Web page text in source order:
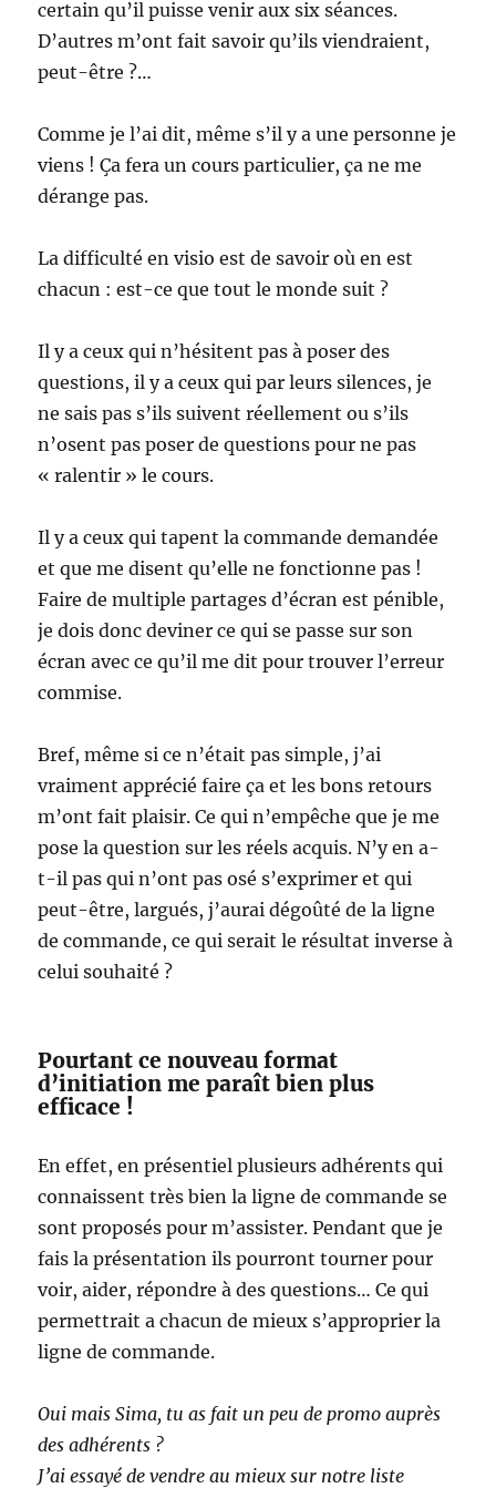
certain qu’il puisse venir aux six séances.
D’autres m’ont fait savoir qu’ils viendraient,
peut-être ?…
Comme je l’ai dit, même s’il y a une personne je
viens ! Ça fera un cours particulier, ça ne me
dérange pas.
La difficulté en visio est de savoir où en est
chacun : est-ce que tout le monde suit ?
Il y a ceux qui n’hésitent pas à poser des
questions, il y a ceux qui par leurs silences, je
ne sais pas s’ils suivent réellement ou s’ils
n’osent pas poser de questions pour ne pas
« ralentir » le cours.
Il y a ceux qui tapent la commande demandée
et que me disent qu’elle ne fonctionne pas !
Faire de multiple partages d’écran est pénible,
je dois donc deviner ce qui se passe sur son
écran avec ce qu’il me dit pour trouver l’erreur
commise.
Bref, même si ce n’était pas simple, j’ai
vraiment apprécié faire ça et les bons retours
m’ont fait plaisir. Ce qui n’empêche que je me
pose la question sur les réels acquis. N’y en a-
t-il pas qui n’ont pas osé s’exprimer et qui
peut-être, largués, j’aurai dégoûté de la ligne
de commande, ce qui serait le résultat inverse à
celui souhaité ?
Pourtant ce nouveau format
d’initiation me paraît bien plus
efficace !
En effet, en présentiel plusieurs adhérents qui
connaissent très bien la ligne de commande se
sont proposés pour m’assister. Pendant que je
fais la présentation ils pourront tourner pour
voir, aider, répondre à des questions… Ce qui
permettrait a chacun de mieux s’approprier la
ligne de commande.
Oui mais Sima, tu as fait un peu de promo auprès
des adhérents ?
J’ai essayé de vendre au mieux sur notre liste